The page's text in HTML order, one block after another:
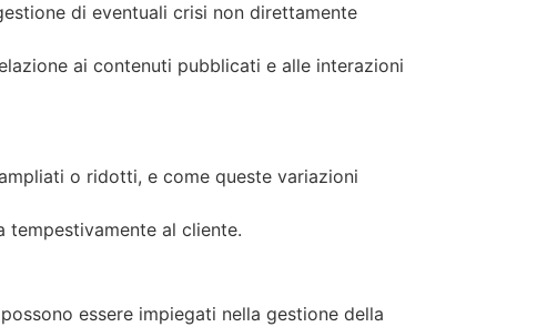
di eventuali crisi non direttamente
ai contenuti pubblicati e alle interazioni
o ridotti, e come queste variazioni
tempestivamente al cliente.
essere impiegati nella gestione della